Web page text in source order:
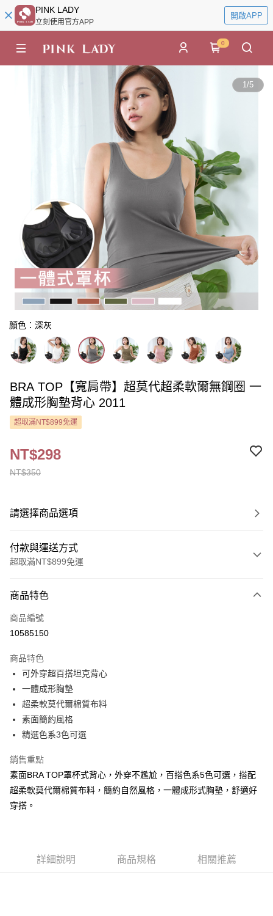
PINK LADY
立刻使用官方APP
開啟APP
0
1/5
顏色：深灰
BRA TOP【寬肩帶】超莫代超柔軟爾無鋼圈 一
體成形胸墊背心 2011
超取滿NT$899免運
NT$350
NT$298
請選擇商品選項
付款與運送方式
超取滿NT$899免運
信用卡一次付款
超商取貨付款
Apple Pay
街口支付
悠遊付
AFTEE先享後付
相關說明
AFTEE先享後付是「在收到商品之後才付款」的支付方式。 讓您購物簡單
便利好安心！
１．簡單：不需註冊會員、不需綁卡、不需儲值。
２．便利：只要手機號碼，簡訊認證，即可結帳。
１．於結帳方式選擇「AFTEE先享後付」後，將跳轉至「AFTEE先享後付」
結帳頁面，進行簡訊認證並確認金額後，即可完成結帳。
ATM付款
運送方式
付款後全家取貨
商品特色
商品編號
10585150
商品特色
可外穿超百搭坦克背心
一體成形胸墊
超柔軟莫代爾棉質布料
素面簡約風格
精選色系3色可選
銷售重點
素面BRA TOP罩杯式背心，外穿不尷尬，百搭色系5色可選，搭配
超柔軟莫代爾棉質布料，簡約自然風格，一體成形式胸墊，舒適好
穿搭。
詳細說明 商品規格 相關推薦